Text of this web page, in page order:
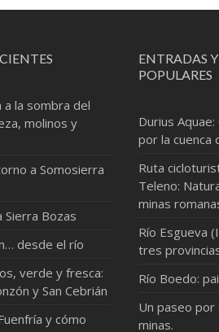
a la sombra del
molinos y
a Somosierra
Sierra Bozas
desde el río
verde y fresca:
y San Cebrián
y cómo
ENTRADAS
POPULARES
Durius
por la cuenca
Ruta
Teleno:
minas
Río Esgueva
tres
Río Boedo:
Un paseo por
minas.